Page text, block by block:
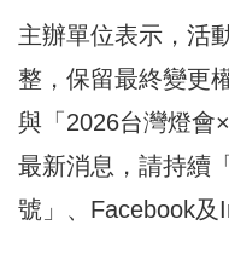
主辦單位表示，活
整，保留最終變更
與「2026台灣燈會
最新消息，請持續
號」、Facebook及